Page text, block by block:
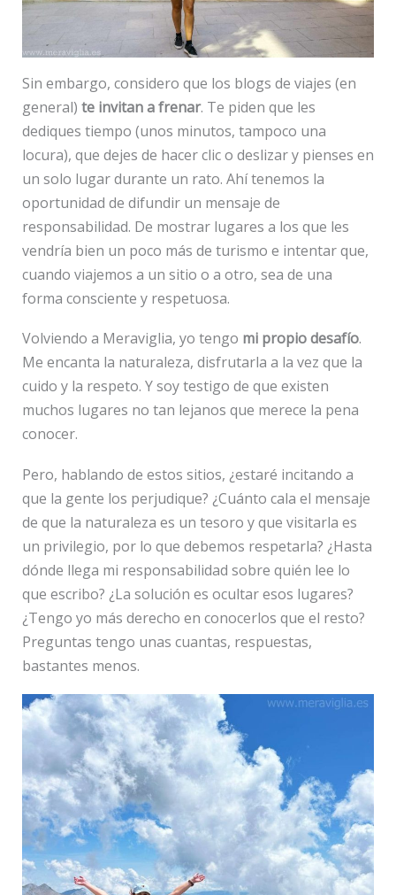
Sin embargo, considero que los blogs de viajes (en
general) te invitan a frenar. Te piden que les
dediques tiempo (unos minutos, tampoco una
locura), que dejes de hacer clic o deslizar y pienses en
un solo lugar durante un rato. Ahí tenemos la
oportunidad de difundir un mensaje de
responsabilidad. De mostrar lugares a los que les
vendría bien un poco más de turismo e intentar que,
cuando viajemos a un sitio o a otro, sea de una
forma consciente y respetuosa.
Volviendo a Meraviglia, yo tengo mi propio desafío.
Me encanta la naturaleza, disfrutarla a la vez que la
cuido y la respeto. Y soy testigo de que existen
muchos lugares no tan lejanos que merece la pena
conocer.
Pero, hablando de estos sitios, ¿estaré incitando a
que la gente los perjudique? ¿Cuánto cala el mensaje
de que la naturaleza es un tesoro y que visitarla es
un privilegio, por lo que debemos respetarla? ¿Hasta
dónde llega mi responsabilidad sobre quién lee lo
que escribo? ¿La solución es ocultar esos lugares?
¿Tengo yo más derecho en conocerlos que el resto?
Preguntas tengo unas cuantas, respuestas,
bastantes menos.